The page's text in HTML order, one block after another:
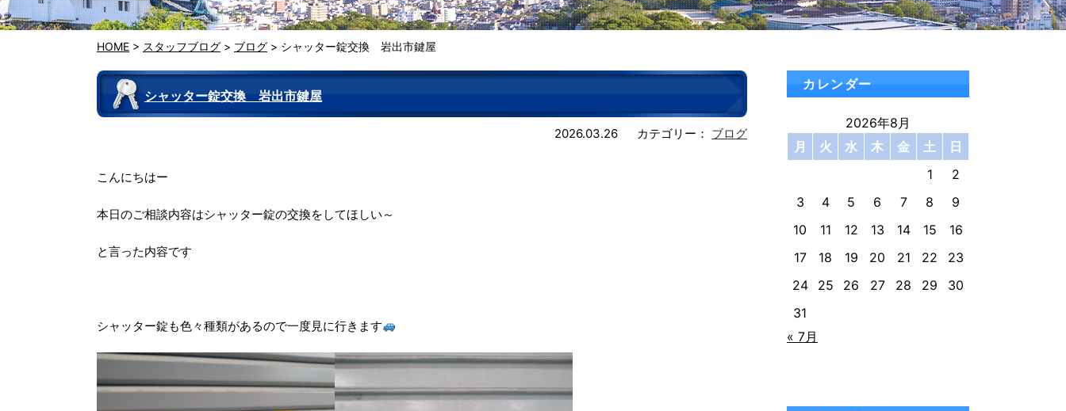
HOME > スタッフブログ > ブログ > シャッター錠交換 岩出市鍵屋
シャッター錠交換 岩出市鍵屋
2026.03.26 カテゴリー： ブログ
こんにちはー
本日のご相談内容はシャッター錠の交換をしてほしい～
と言った内容です
シャッター錠も色々種類があるので一度見に行きます
カレンダー
2026年8月
月
火 水 木 金 土
日
1
2
3
4 5 6 7 8
9
10
11 12 13 14 15
16
17
18 19 20 21 22
23
24
25 26 27 28 29
30
31
« 7月